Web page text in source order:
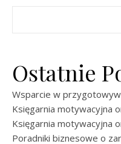
Ostatnie
Wsparcie w
Księgarnia motywacyjna
Księgarnia motywacyjna
Poradniki biznesowe o